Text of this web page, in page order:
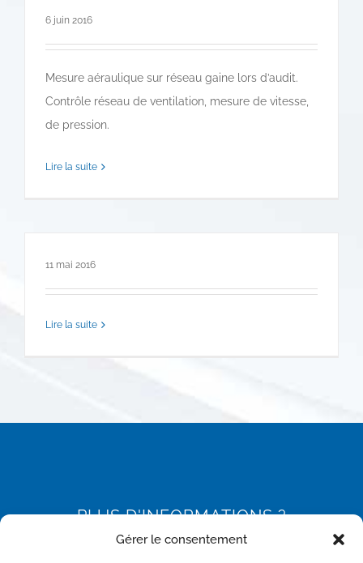
Gérer le consentement
6 juin 2016
Mesure aéraulique sur réseau gaine lors d’audit.
Contrôle réseau de ventilation, mesure de vitesse,
de pression.
Lire la suite
11 mai 2016
Lire la suite
PLUS D'INFORMATIONS ?